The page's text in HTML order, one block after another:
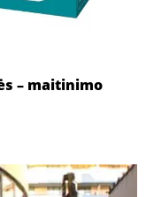
– maitinimo